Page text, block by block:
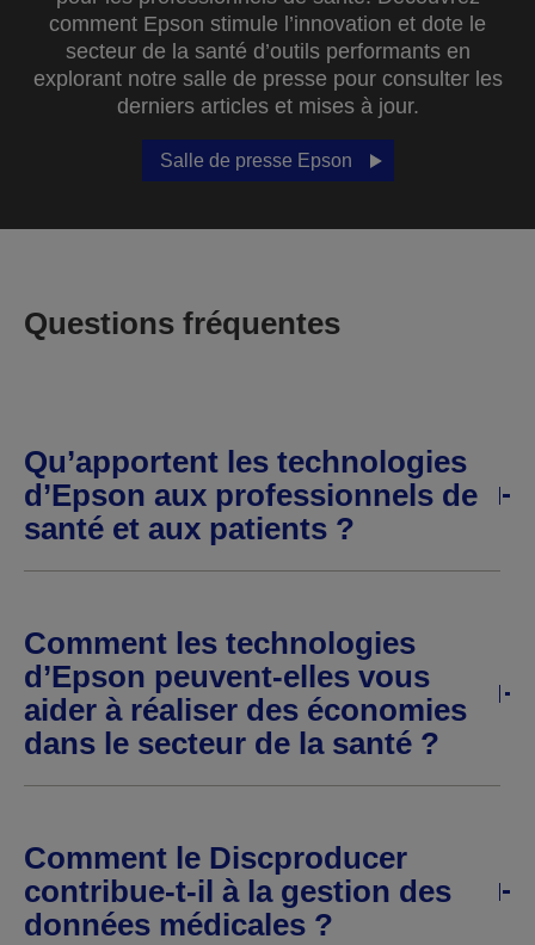
comment Epson stimule l’innovation et dote le
secteur de la santé d’outils performants en
explorant notre salle de presse pour consulter les
derniers articles et mises à jour.
Salle de presse Epson
Questions fréquentes
Qu’apportent les technologies
d’Epson aux professionnels de
santé et aux patients ?
Comment les technologies
d’Epson peuvent-elles vous
aider à réaliser des économies
dans le secteur de la santé ?
Comment le Discproducer
contribue-t-il à la gestion des
données médicales ?